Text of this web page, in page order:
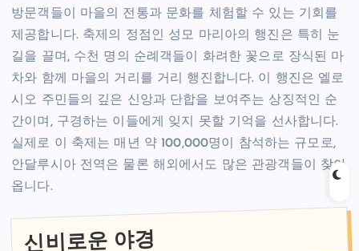
방문객들이 마을의 전통과 문화를 체험할 수 있는 기회를
제공합니다. 축제의 정점인 성모 마리아의 행진은 특히 눈
길을 끌며, 수천 명의 순례객들이 화려한 꽃으로 장식된 마
차와 함께 마을의 거리를 거리 행진합니다. 이 행진은 엘로
시오 주민들의 깊은 신앙과 단합을 보여주는 상징적인 순
간이며, 구경하는 이들에게 잊지 못할 기억을 선사합니다.
실제로 이 축제는 매년 약 100,000명이 참석하는 규모로,
안달루시아 전역은 물론 해외에서도 많은 관광객들이 찾아
옵니다.
신비로운 야경